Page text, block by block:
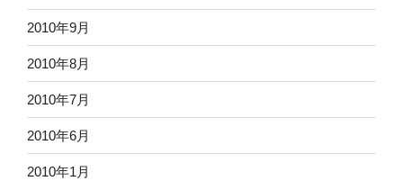
2010年9月
2010年8月
2010年7月
2010年6月
2010年1月